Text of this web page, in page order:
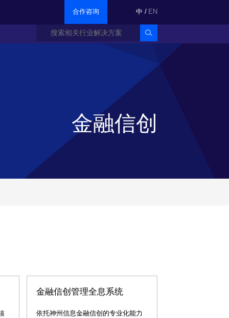
合作咨询 中 / EN
金融信创
金融信创管理全息系统
依托神州信息金融信创的专业化能力